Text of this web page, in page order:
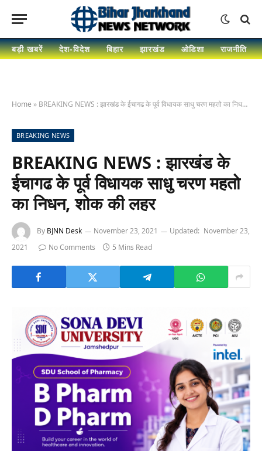
बड़ी खबरें देश-विदेश बिहार झारखंड ओडिशा राजनीति
Home » BREAKING NEWS : झारखंड के ईचागढ के पूर्व विधायक साधु चरण महतो का निधन, शोक की लहर
BREAKING NEWS
BREAKING NEWS : झारखंड के
ईचागढ के पूर्व विधायक साधु चरण महतो
का निधन, शोक की लहर
By BJNN Desk November 23, 2021 Updated: November 23,
2021
No Comments 5 Mins Read